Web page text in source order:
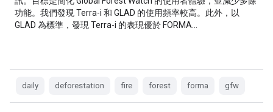
功能。我們發現 Terra-i 和 GLAD 的使用頻率較高。此外，以
GLAD 為標準，發現 Terra-i 的表現優於 FORMA…
daily deforestation fire forest forma gfw